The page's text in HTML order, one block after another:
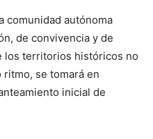
comunidad autónoma
de convivencia y de
los territorios históricos no
ritmo, se tomará en
inicial de